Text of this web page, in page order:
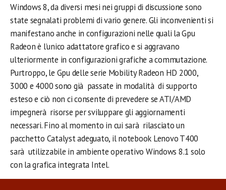
Windows 8, da diversi mesi nei gruppi di discussione sono
state segnalati problemi di vario genere. Gli inconvenienti si
manifestano anche in configurazioni nelle quali la Gpu
Radeon è l’unico adattatore grafico e si aggravano
ulteriormente in configurazioni grafiche a commutazione.
Purtroppo, le Gpu delle serie Mobility Radeon HD 2000,
3000 e 4000 sono già passate in modalità di supporto
esteso e ciò non ci consente di prevedere se ATI/AMD
impegnerà risorse per sviluppare gli aggiornamenti
necessari. Fino al momento in cui sarà rilasciato un
pacchetto Catalyst adeguato, il notebook Lenovo T400
sarà utilizzabile in ambiente operativo Windows 8.1 solo
con la grafica integrata Intel.